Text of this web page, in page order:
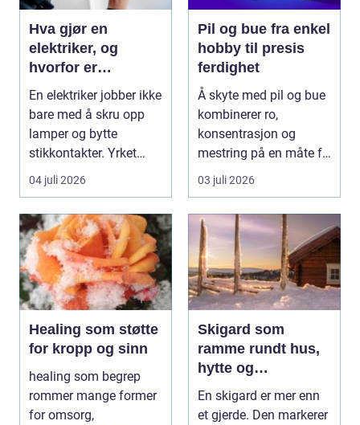
Hva gjør en
elektriker, og
hvorfor er
fagkunnskap så
viktig?
En elektriker jobber ikke
bare med å skru opp
lamper og bytte
stikkontakter. Yrket
handler om sikker...
04 juli 2026
Pil og bue fra enkel
hobby til presis
ferdighet
Å skyte med pil og bue
kombinerer ro,
konsentrasjon og
mestring på en måte få
andre aktiviteter gjør...
03 juli 2026
Healing som støtte
for kropp og sinn
healing som begrep
rommer mange former
for omsorg,
Skigard som
ramme rundt hus,
hytte og
kulturlandskap
En skigard er mer enn
et gjerde. Den markerer